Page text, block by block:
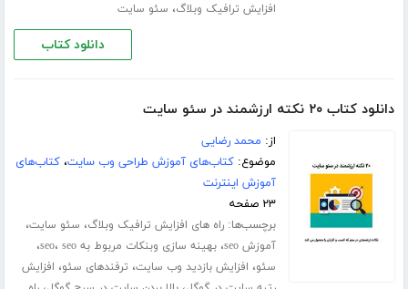
افزایش ترافیک وبلاگ، سئو سایت
دانلود کتاب
دانلود کتاب ۲۰ نکته ارزشمند در سئو سایت
از: محمد رضایی
موضوع:کتاب‌های آموزش طراحی وب سایت،کتاب‌های
آموزش اینترنت
۲۳ صفحه
برچسب‌ها:راه های افزایش ترافیک وبلاگ، سئو سایت،
آموزش seo ،بهینه سازی وبنکات مربوط به seo ، seo ،
سئو، افزایش بازدید وب سایت، ترفندهای سئو، افزایش